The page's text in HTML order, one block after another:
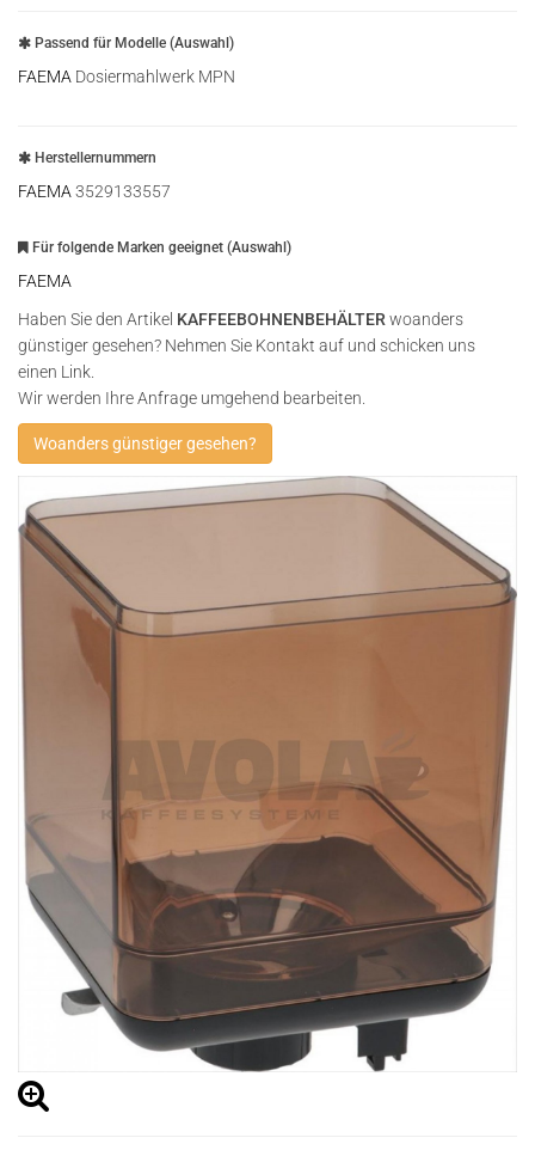
Passend für Modelle (Auswahl)
FAEMA Dosiermahlwerk MPN
Herstellernummern
FAEMA 3529133557
Für folgende Marken geeignet (Auswahl)
FAEMA
Haben Sie den Artikel KAFFEEBOHNENBEHÄLTER woanders
günstiger gesehen? Nehmen Sie Kontakt auf und schicken uns
einen Link.
Wir werden Ihre Anfrage umgehend bearbeiten.
Woanders günstiger gesehen?